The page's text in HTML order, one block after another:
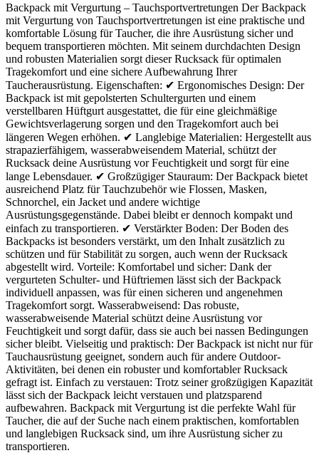
Backpack mit Vergurtung – Tauchsportvertretungen Der Backpack
mit Vergurtung von Tauchsportvertretungen ist eine praktische und
komfortable Lösung für Taucher, die ihre Ausrüstung sicher und
bequem transportieren möchten. Mit seinem durchdachten Design
und robusten Materialien sorgt dieser Rucksack für optimalen
Tragekomfort und eine sichere Aufbewahrung Ihrer
Taucherausrüstung. Eigenschaften: ✔ Ergonomisches Design: Der
Backpack ist mit gepolsterten Schultergurten und einem
verstellbaren Hüftgurt ausgestattet, die für eine gleichmäßige
Gewichtsverlagerung sorgen und den Tragekomfort auch bei
längeren Wegen erhöhen. ✔ Langlebige Materialien: Hergestellt aus
strapazierfähigem, wasserabweisendem Material, schützt der
Rucksack deine Ausrüstung vor Feuchtigkeit und sorgt für eine
lange Lebensdauer. ✔ Großzügiger Stauraum: Der Backpack bietet
ausreichend Platz für Tauchzubehör wie Flossen, Masken,
Schnorchel, ein Jacket und andere wichtige
Ausrüstungsgegenstände. Dabei bleibt er dennoch kompakt und
einfach zu transportieren. ✔ Verstärkter Boden: Der Boden des
Backpacks ist besonders verstärkt, um den Inhalt zusätzlich zu
schützen und für Stabilität zu sorgen, auch wenn der Rucksack
abgestellt wird. Vorteile: Komfortabel und sicher: Dank der
vergurteten Schulter- und Hüftriemen lässt sich der Backpack
individuell anpassen, was für einen sicheren und angenehmen
Tragekomfort sorgt. Wasserabweisend: Das robuste,
wasserabweisende Material schützt deine Ausrüstung vor
Feuchtigkeit und sorgt dafür, dass sie auch bei nassen Bedingungen
sicher bleibt. Vielseitig und praktisch: Der Backpack ist nicht nur für
Tauchausrüstung geeignet, sondern auch für andere Outdoor-
Aktivitäten, bei denen ein robuster und komfortabler Rucksack
gefragt ist. Einfach zu verstauen: Trotz seiner großzügigen Kapazität
lässt sich der Backpack leicht verstauen und platzsparend
aufbewahren. Backpack mit Vergurtung ist die perfekte Wahl für
Taucher, die auf der Suche nach einem praktischen, komfortablen
und langlebigen Rucksack sind, um ihre Ausrüstung sicher zu
transportieren.